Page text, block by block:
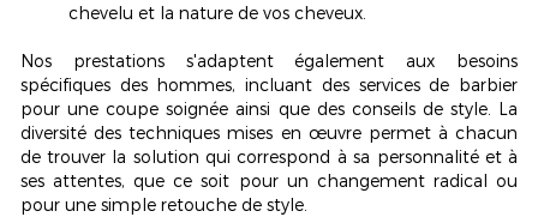
chevelu et la nature de vos cheveux.
Nos prestations s'adaptent également aux besoins
spécifiques des hommes, incluant des services de barbier
pour une coupe soignée ainsi que des conseils de style. La
diversité des techniques mises en œuvre permet à chacun
de trouver la solution qui correspond à sa personnalité et à
ses attentes, que ce soit pour un changement radical ou
pour une simple retouche de style.